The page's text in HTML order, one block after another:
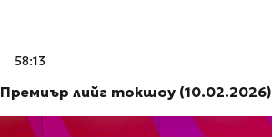
58:13
Премиър лийг токшоу (10.02.2026)